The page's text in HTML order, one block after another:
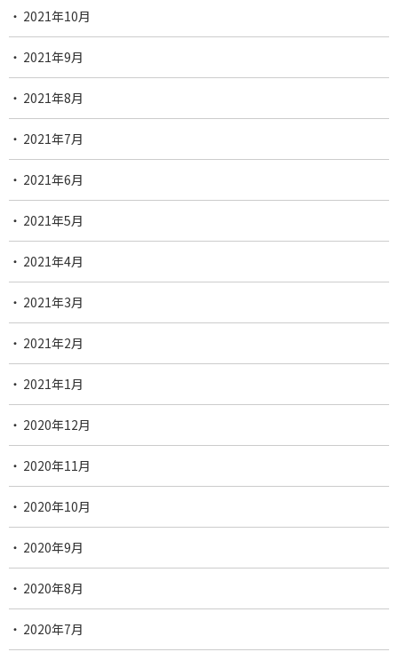
2021年10月
2021年9月
2021年8月
2021年7月
2021年6月
2021年5月
2021年4月
2021年3月
2021年2月
2021年1月
2020年12月
2020年11月
2020年10月
2020年9月
2020年8月
2020年7月